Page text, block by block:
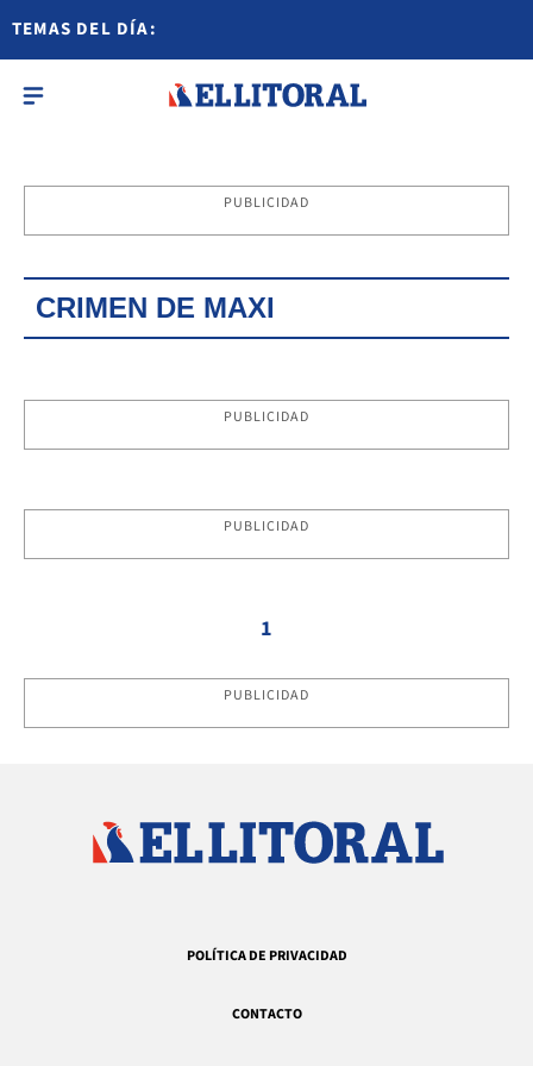
TEMAS DEL DÍA:
PUBLICIDAD
CRIMEN DE MAXI
PUBLICIDAD
PUBLICIDAD
1
PUBLICIDAD
POLÍTICA DE PRIVACIDAD
CONTACTO